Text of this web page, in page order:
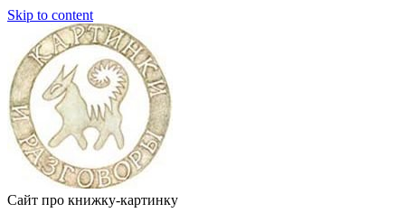
Skip to content
Сайт про книжку-картинку